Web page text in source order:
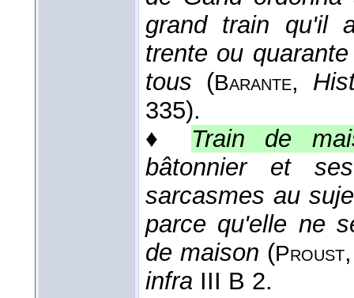
grand train qu'il
trente ou
tous (Barante,
335).
♦ Train de
bâtonnier et
sarcasmes au
parce qu'elle ne
de maison (Proust
infra III B 2.